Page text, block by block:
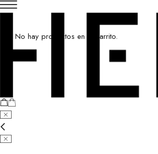
No hay productos en el carrito.